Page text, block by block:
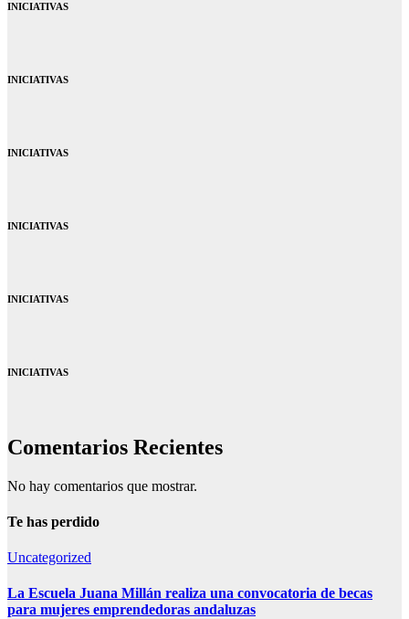
INICIATIVAS
INICIATIVAS
INICIATIVAS
INICIATIVAS
INICIATIVAS
INICIATIVAS
Comentarios Recientes
No hay comentarios que mostrar.
Te has perdido
Uncategorized
La Escuela Juana Millán realiza una convocatoria de becas
para mujeres emprendedoras andaluzas